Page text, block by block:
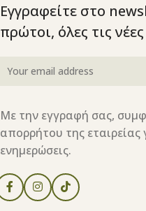
Εγγραφείτε στο
πρώτοι, όλες τις
Με την εγγραφή σας,
απορρήτου της
ενημερώσεις.